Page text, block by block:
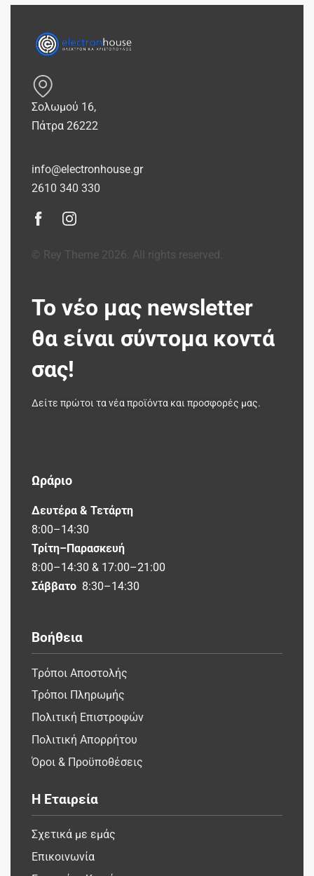
Σολωμού 16,
Πάτρα 26222
info@electronhouse.gr
2610 340 330
© Rey Theme 2026. All rights reserved.
Το νέο μας newsletter
θα είναι σύντομα κοντά
σας!
Δείτε πρώτοι τα νέα προϊόντα και προσφορές μας.
Ωράριο
Δευτέρα & Τετάρτη
8:00–14:30
Τρίτη–Παρασκευή
8:00–14:30 & 17:00–21:00
Σάββατο 8:30–14:30
Βοήθεια
Τρόποι Αποστολής
Τρόποι Πληρωμής
Πολιτική Επιστροφών
Πολιτική Απορρήτου
Όροι & Προϋποθέσεις
Η Εταιρεία
Σχετικά με εμάς
Επικοινωνία